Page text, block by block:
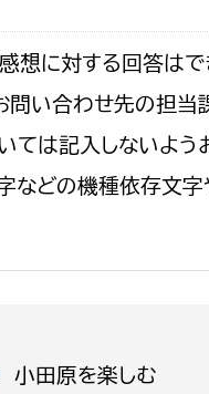
想に対する回答はで
問い合わせ先の担当
は記入しないよう
などの機種依存文字
小田原を楽しむ